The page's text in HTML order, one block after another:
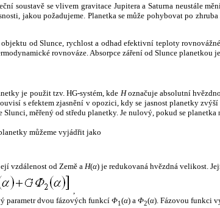
soustavě se vlivem gravitace Jupitera a Saturna neustále
jakou požadujeme. Planetka se může pohybovat po
od Slunce, rychlost a odhad efektivní teploty
rovnováze. Absorpce záření od Slunce planetkou
je použit tzv. HG-systém, kde Hoznačuje absolutní
s efektem zjasnění v opozici, kdy se jasnost planetky
Slunci, měřený od středu planetky. Je nulový, pokud se
můžeme vyjádřit jako
vzdálenost od Země a H(α) je redukovaná hvězdná velikost.
,
parametr dvou fázových funkcí Φ1(α) a Φ2(α). Fázovou funkci